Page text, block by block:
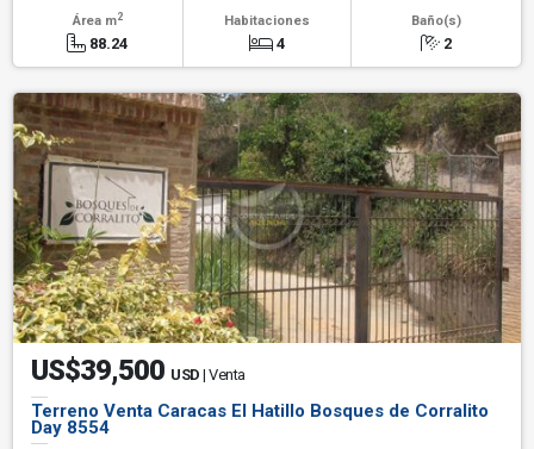
Área m2
88.24
Habitaciones
4
Baño(s)
2
US$39,500 USD | Venta
Terreno Venta Caracas El Hatillo Bosques de Corralito
Day 8554